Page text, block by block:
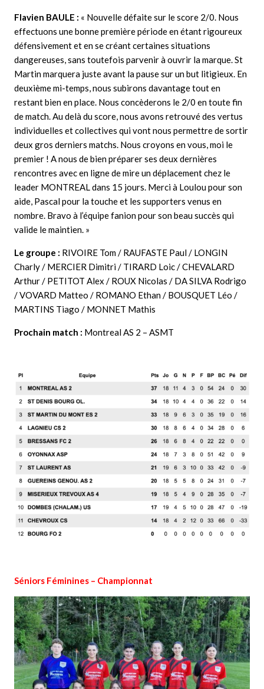
Flavien BAULE : « Nouvelle défaite sur le score 2/0. Nous
effectuons une bonne première période en étant rigoureux
défensivement et en se créant certaines situations
dangereuses, sans toutefois parvenir à ouvrir la marque. St
Martin marquera juste avant la pause sur un but litigieux. En
deuxième mi-temps, nous subirons davantage tout en
restant bien en place. Nous concèderons le 2/0 en toute fin
de match. Au delà du score, nous avons retrouvé des vertus
individuelles et collectives qui vont nous permettre de sortir
deux gros derniers matchs. Nous croyons en vous, moi le
premier ! A nous de bien préparer ses deux dernières
rencontres avec en ligne de mire un déplacement chez le
leader MONTREAL dans 15 jours. Merci à Loulou pour son
aide, Pascal pour la touche et les supporters venus en
nombre. Bravo à l’équipe fanion pour son beau succès qui
valide le maintien. »
Le groupe : RIVOIRE Tom / RAUFASTE Paul / LONGIN
Charly / MERCIER Dimitri / TIRARD Loic / CHEVALARD
Arthur / PETITOT Alex / ROUX Nicolas / DA SILVA Rodrigo
/ VOVARD Matteo / ROMANO Ethan / BOUSQUET Léo /
MARTINS Tiago / MONNET Mathis
Prochain match : Montreal AS 2 – ASMT
Séniors Féminines – Championnat